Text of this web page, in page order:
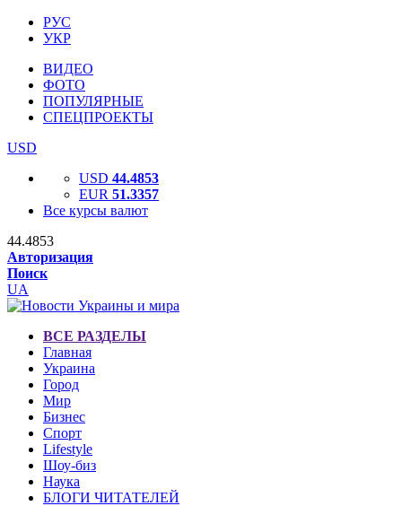
РУС
УКР
ВИДЕО
ФОТО
ПОПУЛЯРНЫЕ
СПЕЦПРОЕКТЫ
USD
USD 44.4853
EUR 51.3357
Все курсы валют
44.4853
Авторизация
Поиск
UA
ВСЕ РАЗДЕЛЫ
Главная
Украина
Город
Мир
Бизнес
Спорт
Lifestyle
Шоу-биз
Наука
БЛОГИ ЧИТАТЕЛЕЙ